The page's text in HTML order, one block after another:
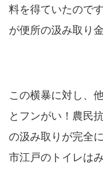
料を得ていたので
が便所の汲み取り
この横暴に対し、
とフンがい！農民
の汲み取りが完全
市江戸のトイレは